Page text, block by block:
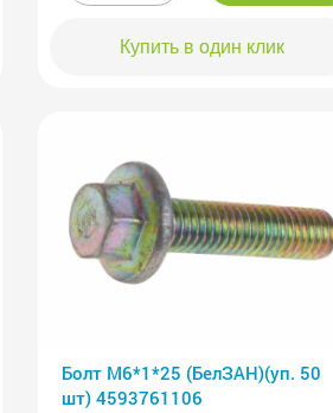
Купить в один клик
Болт М6*1*25 (БелЗАН)(уп. 50
шт) 4593761106